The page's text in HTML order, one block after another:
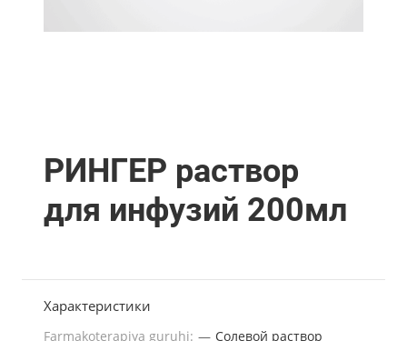
РИНГЕР раствор
для инфузий 200мл
Характеристики
Farmakoterapiya guruhi: — Солевой раствор